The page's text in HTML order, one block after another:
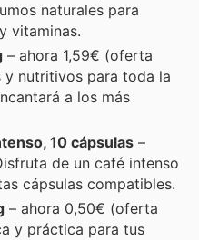
naturales para
vitaminas.
– ahora 1,59€ (oferta
y nutritivos para toda la
a los más
10 cápsulas –
de un café intenso
cápsulas compatibles.
– ahora 0,50€ (oferta
y práctica para tus